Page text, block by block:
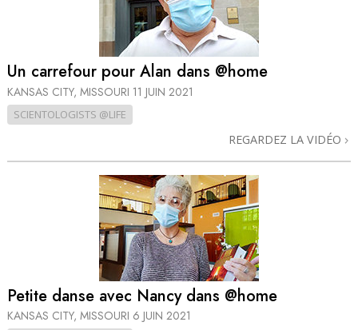
Un carrefour pour Alan dans @home
KANSAS CITY, MISSOURI 11 JUIN 2021
SCIENTOLOGISTS @LIFE
REGARDEZ LA VIDÉO
Petite danse avec Nancy dans @home
KANSAS CITY, MISSOURI 6 JUIN 2021